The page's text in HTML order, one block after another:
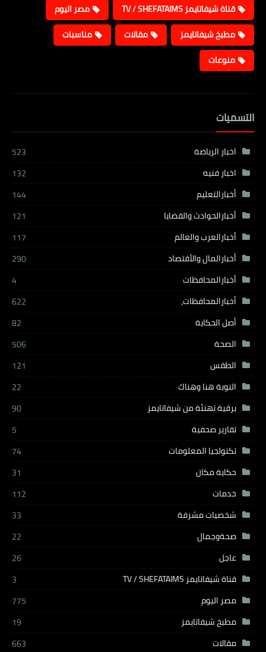
قناة شيفاتايمز TV / SHEFATAIMS
مصر اليوم
مطبخ شيفاتايمز
مقالات
مناسبات
منوعات
التسميات
اخبار الرياضة
523
اخبار فنيه
132
أخبارالتعليم
144
أخبارالحوادث والقضايا
121
أخبارالعرب والعالم
117
أخبارالمال والأقتصاد
290
أخبارالمحافظات
4
أخبارالمحافظات،
622
أصل الحكاية
82
الصحة
506
الطقس
121
النوبة هنا وهناك
22
برقية تهنئة من شيفاتايمز
90
تقارير صحفية
5
تكنولجيا المعلومات
74
حكاية مكان
31
خدمات
112
شخصيات مشرفة
33
صحةوجمال
22
عاجل
26
قناة شيفاتايمز TV / SHEFATAIMS
3
مصر اليوم
775
مطبخ شيفاتايمز
19
مقالات
663